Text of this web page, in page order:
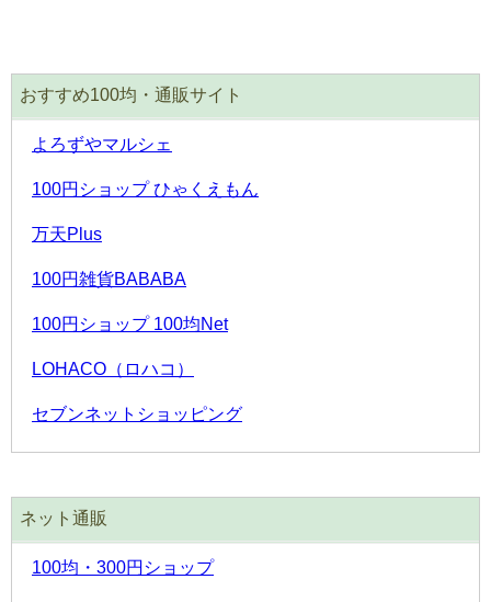
おすすめ100均・通販サイト
よろずやマルシェ
100円ショップ ひゃくえもん
万天Plus
100円雑貨BABABA
100円ショップ 100均Net
LOHACO（ロハコ）
セブンネットショッピング
ネット通販
100均・300円ショップ